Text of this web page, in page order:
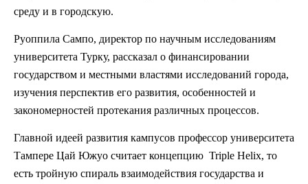
среду и в городскую.
Руоппила Сампо, директор по научным исследованиям
университета Турку, рассказал о финансировании
государством и местными властями исследований города,
изучения перспектив его развития, особенностей и
закономерностей протекания различных процессов.
Главной идеей развития кампусов профессор университета
Тампере Цай Южуо считает концепцию Triple Helix, то
есть тройную спираль взаимодействия государства и